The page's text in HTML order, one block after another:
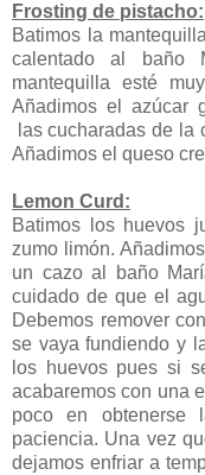
Frosting de pistacho:
Batimos la
calentado al baño
mantequilla esté
Añadimos el azúcar
las cucharadas de la
Añadimos el queso
Lemon Curd:
Batimos los huevos
zumo limón.
un cazo al baño
cuidado de que el
Debemos remover
se vaya fundiendo y
los huevos pues si
acabaremos con una
poco en obtenerse
paciencia. Una vez
dejamos enfriar a